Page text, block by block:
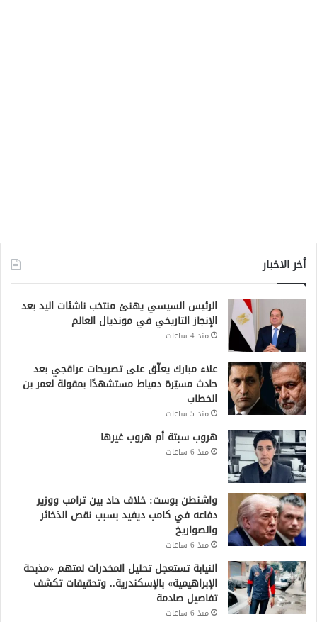
أخر الاخبار
الرئيس السيسي يهنئ منتخب ناشئات اليد بعد
الإنجاز التاريخي في مونديال العالم
منذ 4 ساعات
علاء مبارك يعلّق على تصريحات عراقجي بعد
حادث مسيّرة دمياط مستشهدًا بمقولة لعمر بن
الخطاب
منذ 5 ساعات
هروب سبتة أم هروب غيرها
منذ 6 ساعات
واشنطن بوست: خلاف حاد بين ترامب ووزير
دفاعه في كامب ديفيد بسبب نقص الذخائر
والصواريخ
منذ 6 ساعات
النيابة تستعجل تحليل المخدرات لمتهم «مذبحة
الإبراهيمية» بالإسكندرية.. وتحقيقات تكشف
تفاصيل صادمة
منذ 6 ساعات